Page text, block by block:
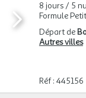
8 jours / 5
Formule
Départ de
Autres villes
Réf : 445156